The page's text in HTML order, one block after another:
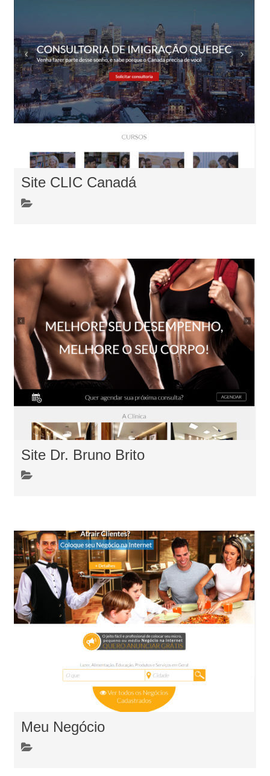
Site CLIC Canadá
Site Dr. Bruno Brito
Meu Negócio